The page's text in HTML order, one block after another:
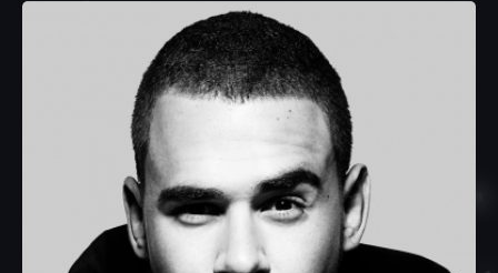
Alone ». En 2017, son nouveau single « Tired » est
sorti, avec la participation du chanteur irlandais